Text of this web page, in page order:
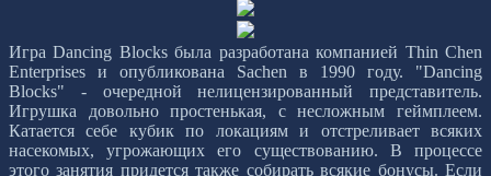
Игра Dancing Blocks была разработана компанией Thin Chen
Enterprises и опубликована Sachen в 1990 году. "Dancing
Blocks" - очередной нелицензированный представитель.
Игрушка довольно простенькая, с несложным геймплеем.
Катается себе кубик по локациям и отстреливает всяких
насекомых, угрожающих его существованию. В процессе
этого занятия придется также собирать всякие бонусы. Если